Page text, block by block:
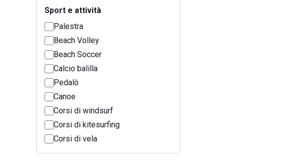
Sport e attività
Palestra
Beach Volley
Beach Soccer
Calcio balilla
Pedalò
Canoe
Corsi di windsurf
Corsi di kitesurfing
Corsi di vela